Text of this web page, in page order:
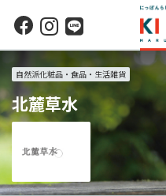
自然派化粧品・食品・生活雑貨
北麓草水